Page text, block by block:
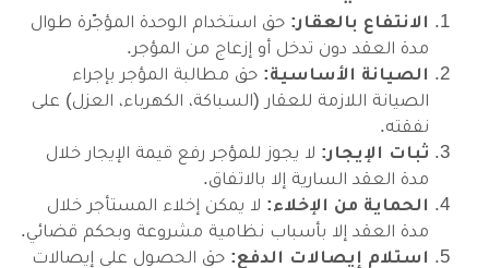
الانتفاع بالعقار: حق استخدام الوحدة المؤجّرة طوال
مدة العقد دون تدخل أو إزعاج من المؤجر.
الصيانة الأساسية: حق مطالبة المؤجر بإجراء
الصيانة اللازمة للعقار (السباكة، الكهرباء، العزل) على
نفقته.
ثبات الإيجار: لا يجوز للمؤجر رفع قيمة الإيجار خلال
مدة العقد السارية إلا بالاتفاق.
الحماية من الإخلاء: لا يمكن إخلاء المستأجر خلال
مدة العقد إلا بأسباب نظامية مشروعة وبحكم قضائي.
استلام إيصالات الدفع: حق الحصول على إيصالات